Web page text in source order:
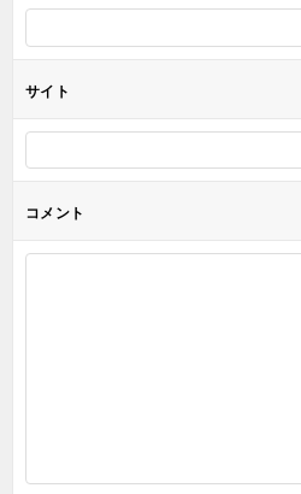
サイト
コメント